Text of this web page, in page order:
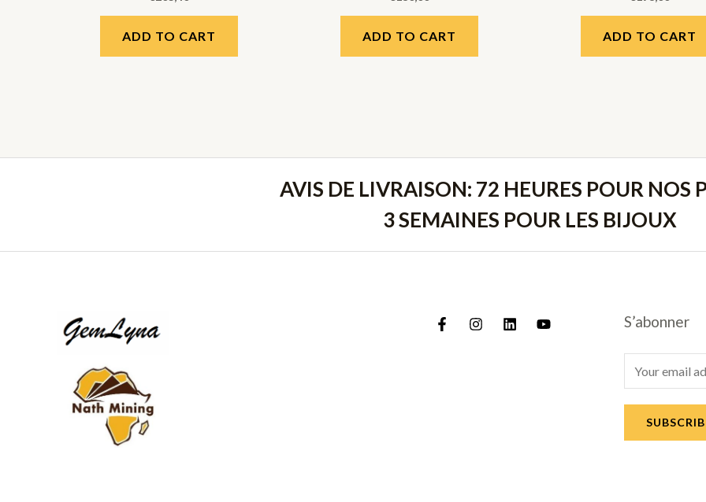
ADD TO CART ADD TO CART ADD TO CART
AVIS DE LIVRAISON: 72 HEURES POUR NOS
3 SEMAINES POUR LES BIJOUX
S’abonner
m
a